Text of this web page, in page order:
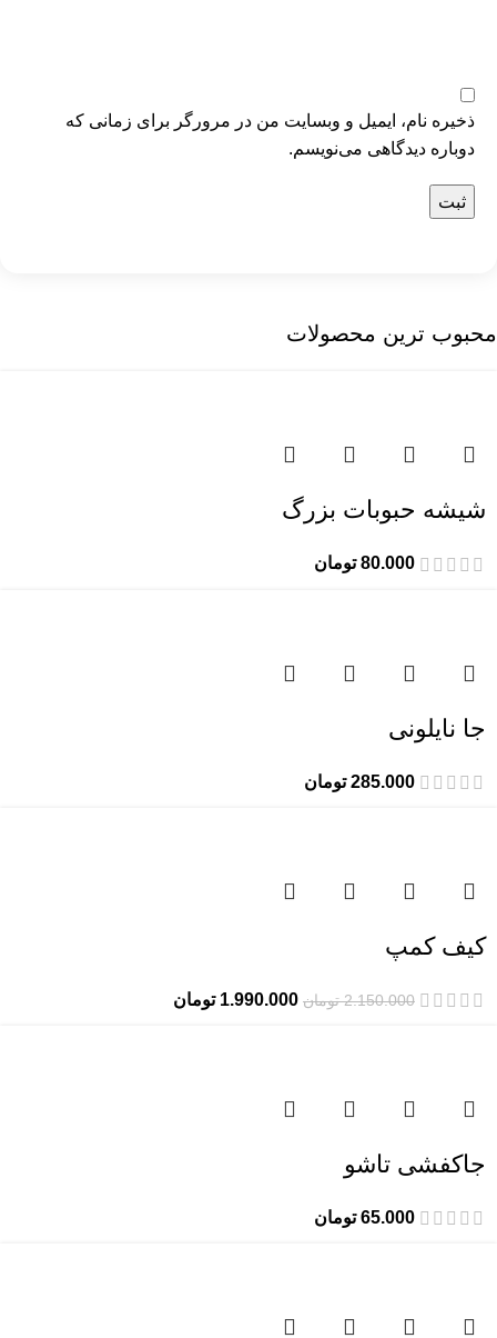
ذخیره نام، ایمیل و وبسایت من در مرورگر برای زمانی که
دوباره دیدگاهی می‌نویسم.
محبوب ترین محصولات
شیشه حبوبات بزرگ
80.000 تومان
جا نایلونی
285.000 تومان
کیف کمپ
2.150.000 تومان 1.990.000 تومان
جاکفشی تاشو
65.000 تومان